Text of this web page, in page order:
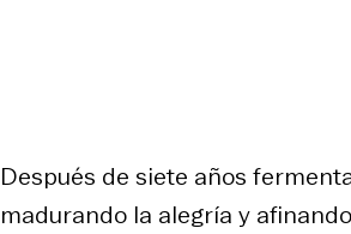
Después de siete años
madurando la alegría y